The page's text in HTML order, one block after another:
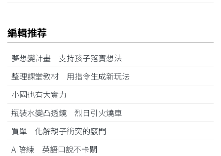
編輯推荐
夢想變計畫 支持孩子落實想法
整理課堂教材 用指令生成新玩法
小國也有大實力
瓶裝水變凸透鏡 烈日引火燒車
買單 化解親子衝突的竅門
AI陪練 英語口說不卡關